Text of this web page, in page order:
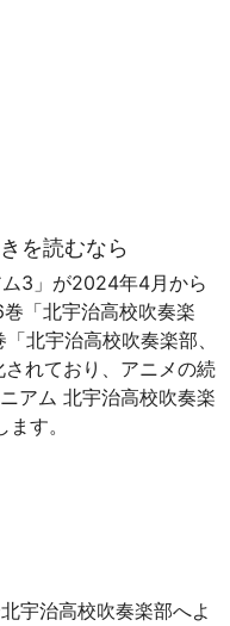
を読むなら
3」が2024年4月から
「北宇治高校吹奏楽
北宇治高校吹奏楽部、
れており、アニメの続
アム 北宇治高校吹奏楽
す。
宇治高校吹奏楽部へよ